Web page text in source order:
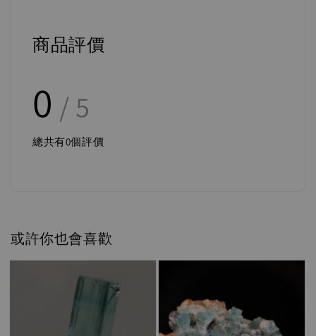
商品評價
0 / 5
總共有0個評價
或許你也會喜歡